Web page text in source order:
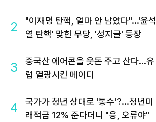
2
"이재명 탄핵, 얼마 안 남았다"...'윤석
열 탄핵' 맞힌 무당, '성지글' 등장
3
중국산 에어콘을 웃돈 주고 산다...유
럽 열광시킨 메이디
4
국가가 청년 상대로 '통수'?...청년미
래적금 12% 준다더니 "응, 오류야"